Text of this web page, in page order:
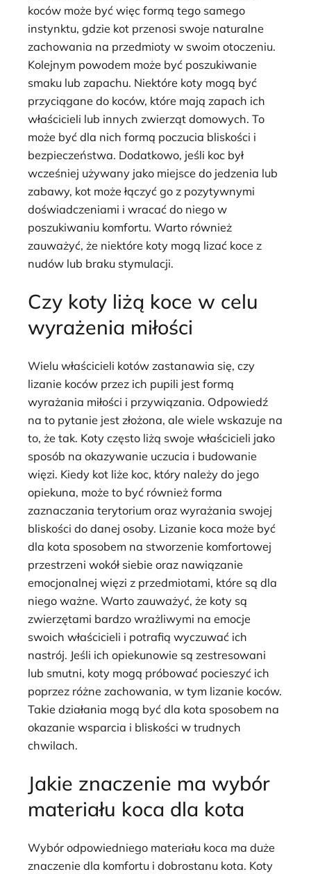
koców może być więc formą tego samego
instynktu, gdzie kot przenosi swoje naturalne
zachowania na przedmioty w swoim otoczeniu.
Kolejnym powodem może być poszukiwanie
smaku lub zapachu. Niektóre koty mogą być
przyciągane do koców, które mają zapach ich
właścicieli lub innych zwierząt domowych. To
może być dla nich formą poczucia bliskości i
bezpieczeństwa. Dodatkowo, jeśli koc był
wcześniej używany jako miejsce do jedzenia lub
zabawy, kot może łączyć go z pozytywnymi
doświadczeniami i wracać do niego w
poszukiwaniu komfortu. Warto również
zauważyć, że niektóre koty mogą lizać koce z
nudów lub braku stymulacji.
Czy koty liżą koce w celu
wyrażenia miłości
Wielu właścicieli kotów zastanawia się, czy
lizanie koców przez ich pupili jest formą
wyrażania miłości i przywiązania. Odpowiedź
na to pytanie jest złożona, ale wiele wskazuje na
to, że tak. Koty często liżą swoje właścicieli jako
sposób na okazywanie uczucia i budowanie
więzi. Kiedy kot liże koc, który należy do jego
opiekuna, może to być również forma
zaznaczania terytorium oraz wyrażania swojej
bliskości do danej osoby. Lizanie koca może być
dla kota sposobem na stworzenie komfortowej
przestrzeni wokół siebie oraz nawiązanie
emocjonalnej więzi z przedmiotami, które są dla
niego ważne. Warto zauważyć, że koty są
zwierzętami bardzo wrażliwymi na emocje
swoich właścicieli i potrafią wyczuwać ich
nastrój. Jeśli ich opiekunowie są zestresowani
lub smutni, koty mogą próbować pocieszyć ich
poprzez różne zachowania, w tym lizanie koców.
Takie działania mogą być dla kota sposobem na
okazanie wsparcia i bliskości w trudnych
chwilach.
Jakie znaczenie ma wybór
materiału koca dla kota
Wybór odpowiedniego materiału koca ma duże
znaczenie dla komfortu i dobrostanu kota. Koty